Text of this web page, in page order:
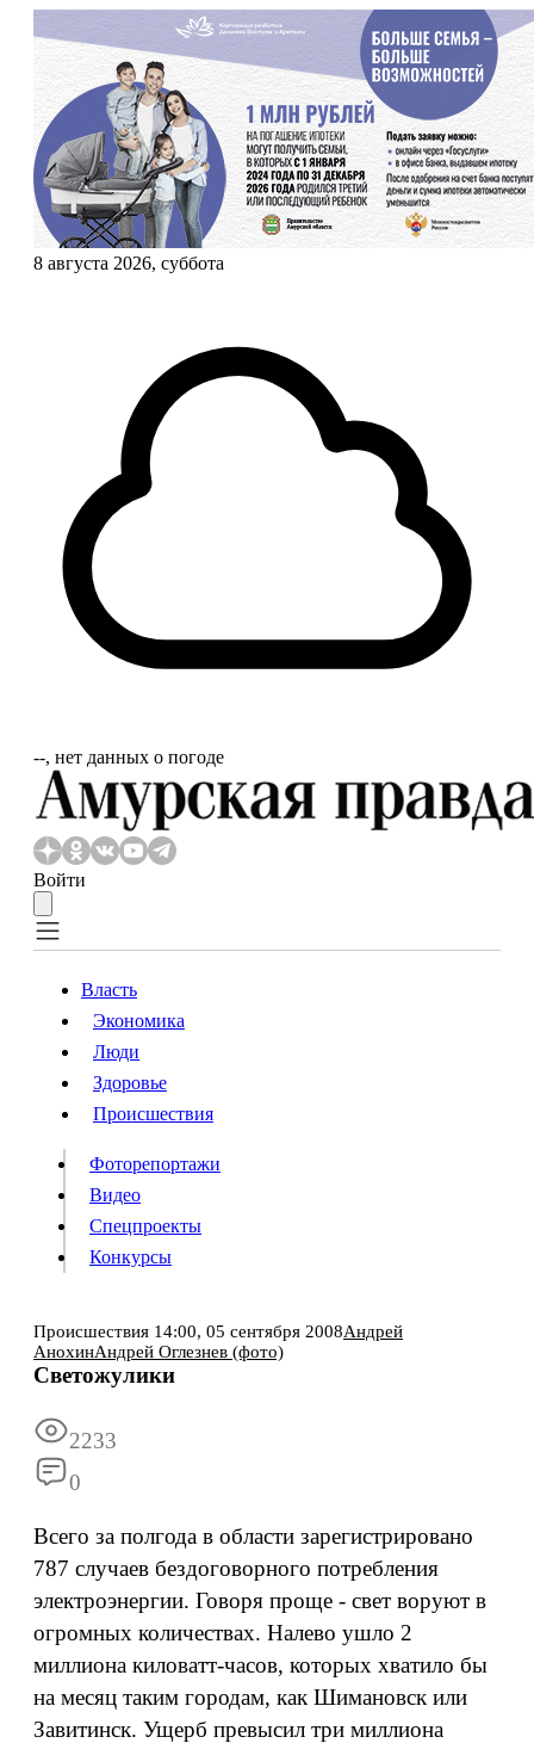
8 августа 2026, суббота
‐‐, нет данных о погоде
Войти
Власть
Происшествия
Видео
Конкурсы
Власть
Экономика
Люди
Здоровье
Происшествия
Фоторепортажи
Видео
Спецпроекты
Конкурсы
Происшествия 14:00, 05 сентября 2008Андрей
АнохинАндрей Оглезнев (фото)
Светожулики
2233
0
Всего за полгода в области зарегистрировано
787 случаев бездоговорного потребления
электроэнергии. Говоря проще - свет воруют в
огромных количествах. Налево ушло 2
миллиона киловатт-часов, которых хватило бы
на месяц таким городам, как Шимановск или
Завитинск. Ущерб превысил три миллиона